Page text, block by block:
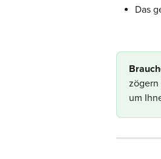
Das
zögern
um